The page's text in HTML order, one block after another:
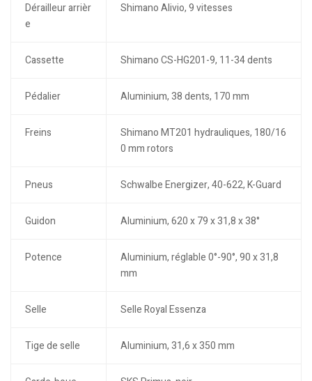
Dérailleur arrièr
e
Shimano Alivio, 9 vitesses
Cassette Shimano CS-HG201-9, 11-34 dents
Pédalier Aluminium, 38 dents, 170 mm
Freins
Shimano MT201 hydrauliques, 180/16
0 mm rotors
Pneus Schwalbe Energizer, 40-622, K-Guard
Guidon Aluminium, 620 x 79 x 31,8 x 38°
Potence
Aluminium, réglable 0°-90°, 90 x 31,8
mm
Selle Selle Royal Essenza
Tige de selle Aluminium, 31,6 x 350 mm